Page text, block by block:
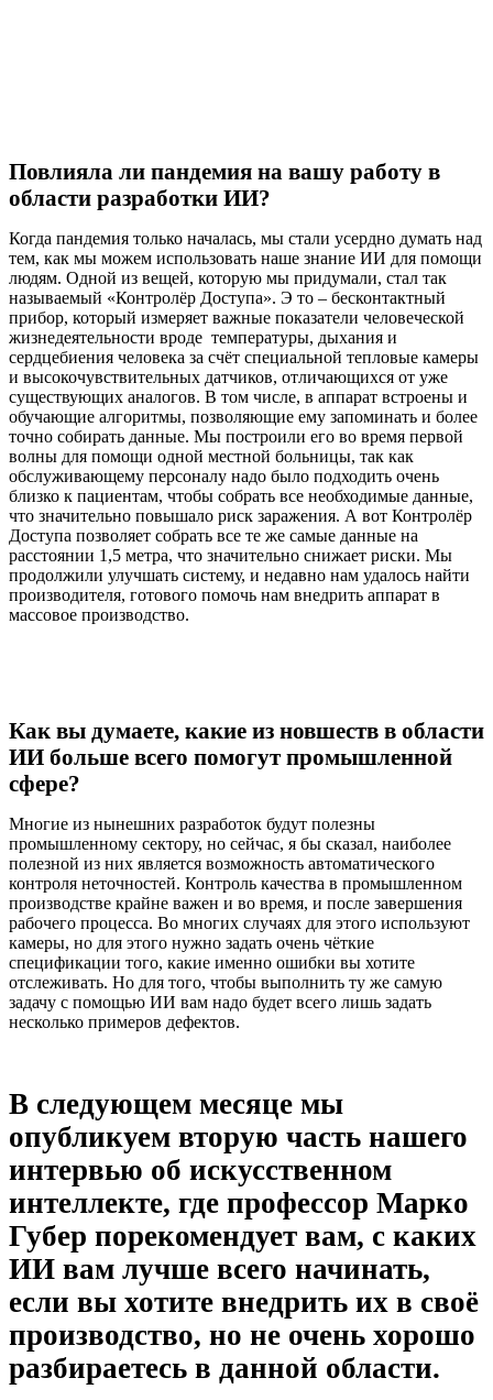
Повлияла ли пандемия на вашу работу в
области разработки ИИ?
Когда пандемия только началась, мы стали усердно думать над
тем, как мы можем использовать наше знание ИИ для помощи
людям. Одной из вещей, которую мы придумали, стал так
называемый «Контролёр Доступа». Э то – бесконтактный
прибор, который измеряет важные показатели человеческой
жизнедеятельности вроде температуры, дыхания и
сердцебиения человека за счёт специальной тепловые камеры
и высокочувствительных датчиков, отличающихся от уже
существующих аналогов. В том числе, в аппарат встроены и
обучающие алгоритмы, позволяющие ему запоминать и более
точно собирать данные. Мы построили его во время первой
волны для помощи одной местной больницы, так как
обслуживающему персоналу надо было подходить очень
близко к пациентам, чтобы собрать все необходимые данные,
что значительно повышало риск заражения. А вот Контролёр
Доступа позволяет собрать все те же самые данные на
расстоянии 1,5 метра, что значительно снижает риски. Мы
продолжили улучшать систему, и недавно нам удалось найти
производителя, готового помочь нам внедрить аппарат в
массовое производство.
Как вы думаете, какие из новшеств в области
ИИ больше всего помогут промышленной
сфере?
Многие из нынешних разработок будут полезны
промышленному сектору, но сейчас, я бы сказал, наиболее
полезной из них является возможность автоматического
контроля неточностей. Контроль качества в промышленном
производстве крайне важен и во время, и после завершения
рабочего процесса. Во многих случаях для этого используют
камеры, но для этого нужно задать очень чёткие
спецификации того, какие именно ошибки вы хотите
отслеживать. Но для того, чтобы выполнить ту же самую
задачу с помощью ИИ вам надо будет всего лишь задать
несколько примеров дефектов.
В следующем месяце мы
опубликуем вторую часть нашего
интервью об искусственном
интеллекте, где профессор Марко
Губер порекомендует вам, с каких
ИИ вам лучше всего начинать,
если вы хотите внедрить их в своё
производство, но не очень хорошо
разбираетесь в данной области.